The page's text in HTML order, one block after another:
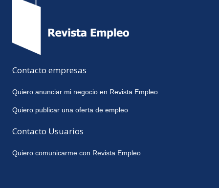
Contacto empresas
Quiero anunciar mi negocio en Revista Empleo
Quiero publicar una oferta de empleo
Contacto Usuarios
Quiero comunicarme con Revista Empleo